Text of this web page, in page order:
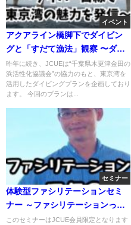
イベント
アクアライン橋脚下でダイビン
グと「すだて漁法」観察 〜ダイ
バー目線で東京湾の魅力を発
信〜
昨年に続き、JCUEは“千葉県木更津金田の
浜活性化協議会”の協力のもと、東京湾を
活用したダイビングプランを企画しており
ます。 今回のプランは...
セミナー
体験型ファシリテーションセミ
ナー ～ファシリテーションって
ホントはなに？～
このセミナーはJCUE会員限定となります